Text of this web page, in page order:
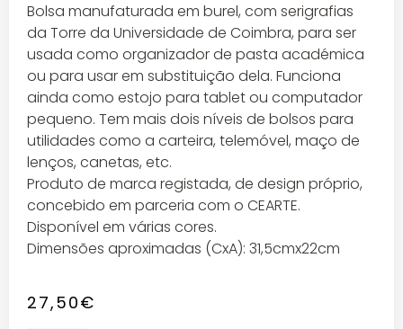
Bolsa manufaturada em burel, com serigrafias
da Torre da Universidade de Coimbra, para ser
usada como organizador de pasta académica
ou para usar em substituição dela. Funciona
ainda como estojo para tablet ou computador
pequeno. Tem mais dois níveis de bolsos para
utilidades como a carteira, telemóvel, maço de
lenços, canetas, etc.
Produto de marca registada, de design próprio,
concebido em parceria com o CEARTE.
Disponível em várias cores.
Dimensões aproximadas (CxA): 31,5cmx22cm
27,50€